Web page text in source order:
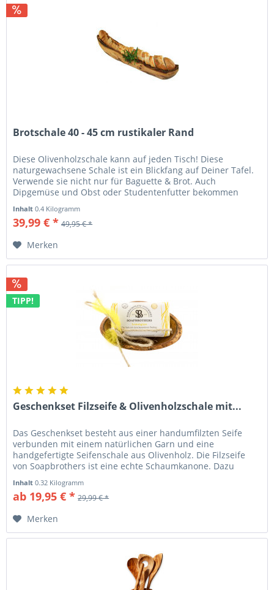
Brotschale 40 - 45 cm rustikaler Rand
Diese Olivenholzschale kann auf jeden Tisch! Diese
naturgewachsene Schale ist ein Blickfang auf Deiner Tafel.
Verwende sie nicht nur für Baguette & Brot. Auch
Dipgemüse und Obst oder Studentenfutter bekommen
Inhalt0.4 Kilogramm
39,99 € * 49,95 € *
Merken
TIPP!
Geschenkset Filzseife & Olivenholzschale mit...
Das Geschenkset besteht aus einer handumfilzten Seife
verbunden mit einem natürlichen Garn und eine
handgefertigte Seifenschale aus Olivenholz. Die Filzseife
von Soapbrothers ist eine echte Schaumkanone. Dazu
Inhalt0.32 Kilogramm
ab 19,95 € * 29,99 € *
Merken